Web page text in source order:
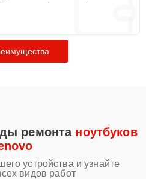
ремонта ноутбуков
устройства и узнайте
видов работ